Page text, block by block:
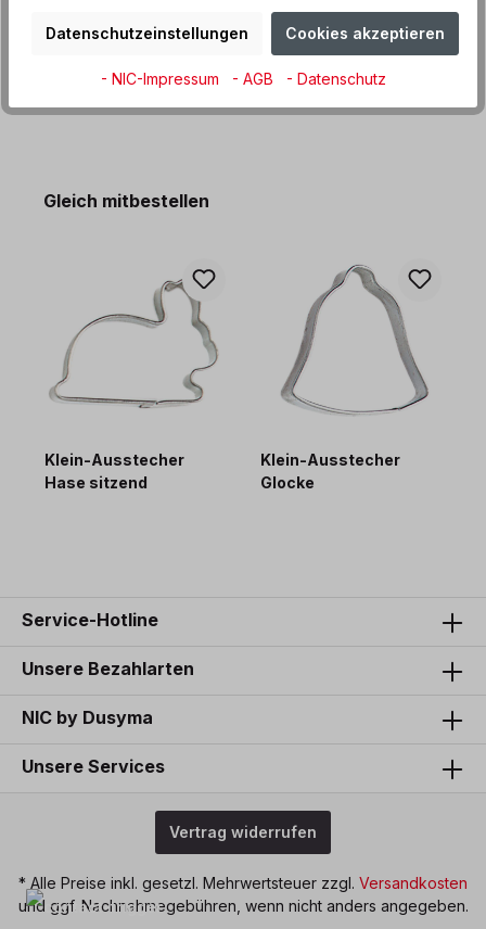
Informationen und Hinweise
Produktgalerie überspringen
Gleich mitbestellen
Klein-Ausstecher
Hase sitzend
Klein-Ausstecher
Glocke
Service-Hotline
Unsere Bezahlarten
NIC by Dusyma
Unsere Services
Vertrag widerrufen
* Alle Preise inkl. gesetzl. Mehrwertsteuer zzgl. Versandkosten
und ggf. Nachnahmegebühren, wenn nicht anders angegeben.
Datenschutzeinstellungen Cookies akzeptieren
- NIC-Impressum - AGB - Datenschutz